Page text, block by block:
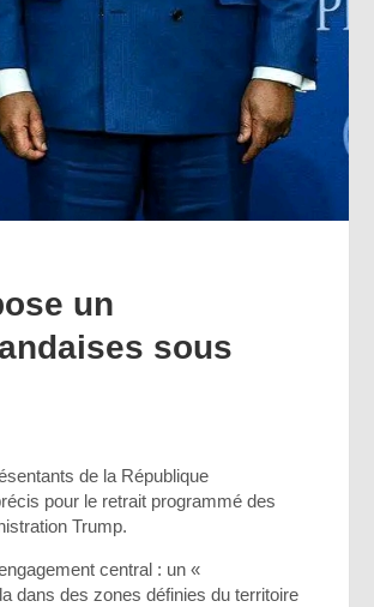
un
sous
de la République
pour le retrait programmé des
Trump.
central : un «
dans des zones définies du territoire